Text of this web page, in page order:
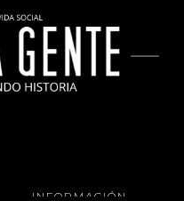
INFORMACIÓN